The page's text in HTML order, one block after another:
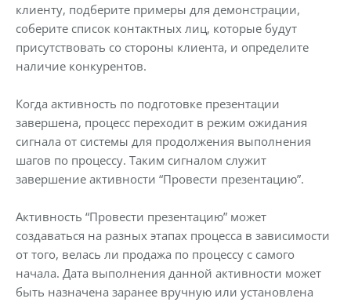
клиенту, подберите примеры для демонстрации,
соберите список контактных лиц, которые будут
присутствовать со стороны клиента, и определите
наличие конкурентов.
Когда активность по подготовке презентации
завершена, процесс переходит в режим ожидания
сигнала от системы для продолжения выполнения
шагов по процессу. Таким сигналом служит
завершение активности “Провести презентацию”.
Активность “Провести презентацию” может
создаваться на разных этапах процесса в зависимости
от того, велась ли продажа по процессу с самого
начала. Дата выполнения данной активности может
быть назначена заранее вручную или установлена